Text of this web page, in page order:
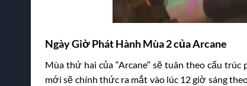
Ngày Giờ Phát Hành Mùa 2 của Arcane
Mùa thứ hai của “Arcane” sẽ tuân theo cấu
mới sẽ chính thức ra mắt vào lúc 12 giờ sáng